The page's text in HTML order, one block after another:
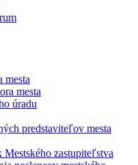
mesta
mesta
úradu
predstaviteľov mesta
zastupiteľstva